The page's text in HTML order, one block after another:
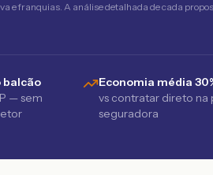
e franquias. A análise detalhada de cada
balcão
— sem
Economia média
vs contratar direto na
seguradora